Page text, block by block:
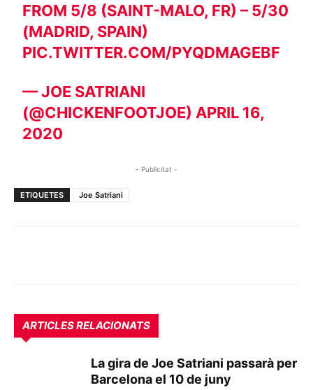
FROM 5/8 (SAINT-MALO, FR) – 5/30
(MADRID, SPAIN)
PIC.TWITTER.COM/PYQDMAGEBF
— JOE SATRIANI
(@CHICKENFOOTJOE) APRIL 16,
2020
- Publicitat -
ETIQUETES Joe Satriani
ARTICLES RELACIONATS
La gira de Joe Satriani passarà per
Barcelona el 10 de juny